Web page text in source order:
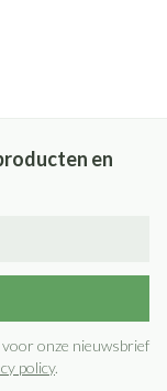
en
onze nieuwsbrief
policy.